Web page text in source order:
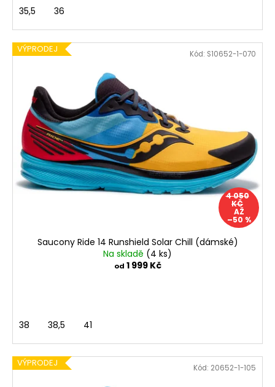
35,5 36
VÝPRODEJ
4 050
KČ
AŽ
–50 %
Saucony Ride 14 Runshield Solar Chill (dámské)
Na skladě (4 ks)
od 1 999 Kč
38 38,5 41
Kód: S10652-1-070
VÝPRODEJ Kód: 20652-1-105